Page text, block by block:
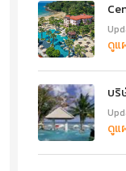
ดูแ
บริ
ดูแ